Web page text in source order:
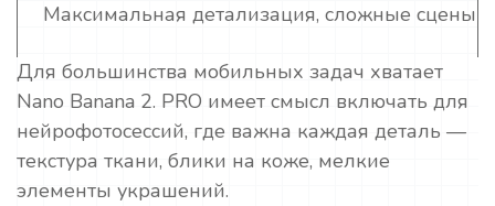
Максимальная детализация, сложные сцены
Для большинства мобильных задач хватает
Nano Banana 2. PRO имеет смысл включать для
нейрофотосессий, где важна каждая деталь —
текстура ткани, блики на коже, мелкие
элементы украшений.